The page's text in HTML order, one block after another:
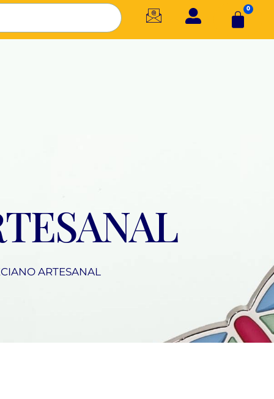
0
ARTESANAL